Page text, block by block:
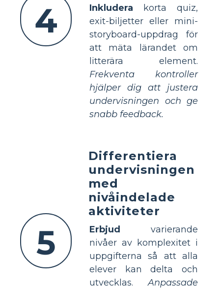
4 Inkludera korta quiz,
exit-biljetter eller mini-
storyboard-uppdrag för
att mäta lärandet om
litterära element.
Frekventa kontroller
hjälper dig att justera
undervisningen och ge
snabb feedback.
5
Differentiera
undervisningen
med
nivåindelade
aktiviteter
Erbjud
varierande
nivåer av komplexitet i
uppgifterna så att alla
elever kan delta och
utvecklas.Anpassade